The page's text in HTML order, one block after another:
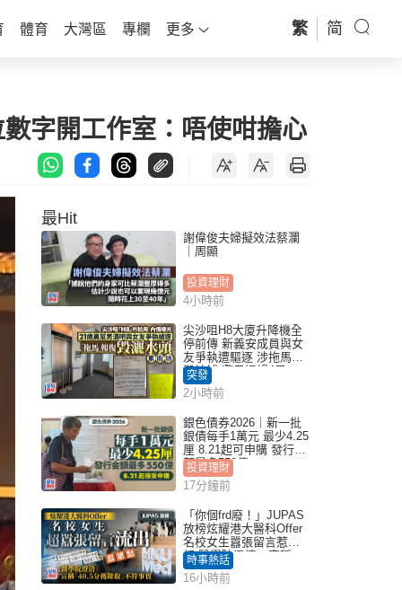
體育 大灣區 專欄 更多 繁 简
字開工作室：唔使咁擔心
最Hit
謝偉俊夫婦擬效法蔡瀾
｜周顯
投資理財
4小時前
尖沙咀H8大廈升降機全
停前傳 新義安成員與女
友爭執遭驅逐 涉拖馬刑
毀被捕 警另通緝4男
突發
2小時前
銀色債券2026｜新一批
銀債每手1萬元 最少4.25
厘 8.21起可申購 發行金
額最多550億
投資理財
17分鐘前
「你個frd廢！」JUPAS
放榜炫耀港大醫科Offer
名校女生囂張留言惹眾
怒 醫學院澄清：宣稱
「40.5分獲錄取」不符事
實｜Juicy叮
時事熱話
16小時前